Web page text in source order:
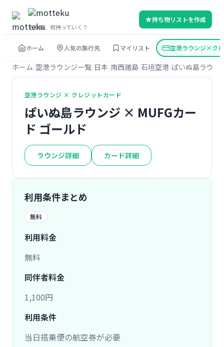
その旅、何持っていく？
持ち物リストを作成
ホーム 人気の旅行先 マイリスト 空港ラウンジ×ク
ホーム 空港ラウンジ一覧 日本 南西諸島 石垣空港 ぱいぬ島ラウン
空港ラウンジ × クレジットカード
ぱいぬ島ラウンジ × MUFGカー
ド ゴールド
ラウンジ詳細 カード詳細
利用条件まとめ
無料
利用料金
無料
同伴者料金
1,100円
利用条件
当日搭乗便の航空券が必要